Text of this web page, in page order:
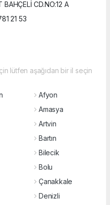
BAHÇELİ CD.NO:12 A
21 53
lütfen aşağıdan bir il seçin
Afyon
Amasya
Artvin
Bartın
Bilecik
Bolu
Çanakkale
Denizli